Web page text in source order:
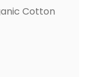
Cotton